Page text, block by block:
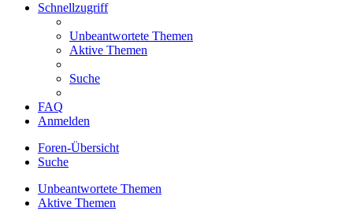
Schnellzugriff
Unbeantwortete Themen
Aktive Themen
Suche
FAQ
Anmelden
Foren-Übersicht
Suche
Unbeantwortete Themen
Aktive Themen